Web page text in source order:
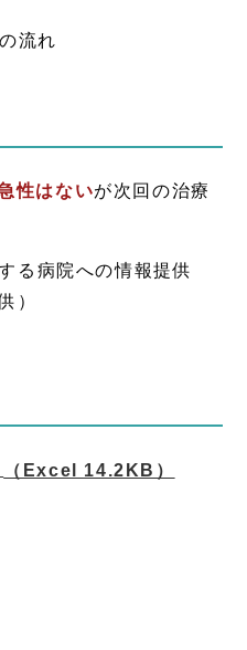
性はないが次回の治療
る病院への情報提供
）
（Excel 14.2KB）